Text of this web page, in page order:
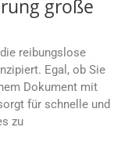
große
reibungslose
Egal, ob Sie
Dokument mit
für schnelle und
zu